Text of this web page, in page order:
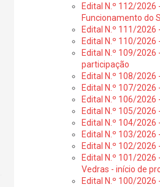
Edital N.º 112/
Funcionamento do
Edital N.º 111/
Edital N.º 110/
Edital N.º 109/
participação
Edital N.º 108/
Edital N.º 107/2026
Edital N.º 106/
Edital N.º 105/
Edital N.º 104/
Edital N.º 103/
Edital N.º 102/
Edital N.º 101/
Vedras - início de
Edital N.º 100/2026